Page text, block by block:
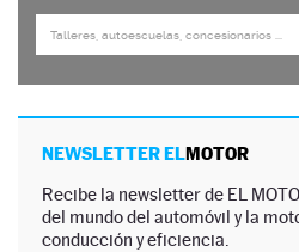
NEWSLETTER ELMOTOR
Recibe la newsletter de EL
del mundo del automóvil y la
conducción y eficiencia.